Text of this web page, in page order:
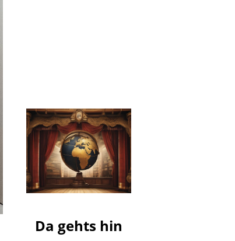
Da gehts hin